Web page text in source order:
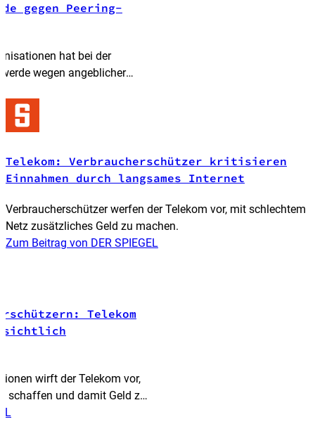
gegen Peering-
hat bei der
wegen angeblicher
Telekom: Verbraucherschützer kritisieren
Einnahmen durch langsames Internet
Verbraucherschützer werfen der Telekom vor, mit schlechtem
Netz zusätzliches Geld zu machen.
Zum Beitrag von DER SPIEGEL
Telekom
wirft der Telekom vor,
schaffen und damit Geld zu
Vorwürfe zurück und holt